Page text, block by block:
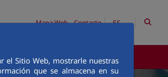
el Sitio Web, mostrarle nuestras
que se almacena en su
Mapa Web Contacto ES